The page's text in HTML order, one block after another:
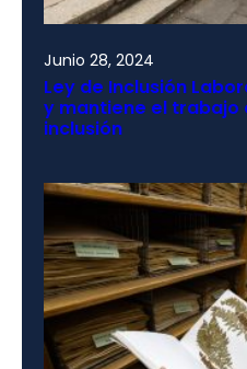
Junio 28, 2024
Ley de Inclusión
y mantiene el trabajo
inclusión